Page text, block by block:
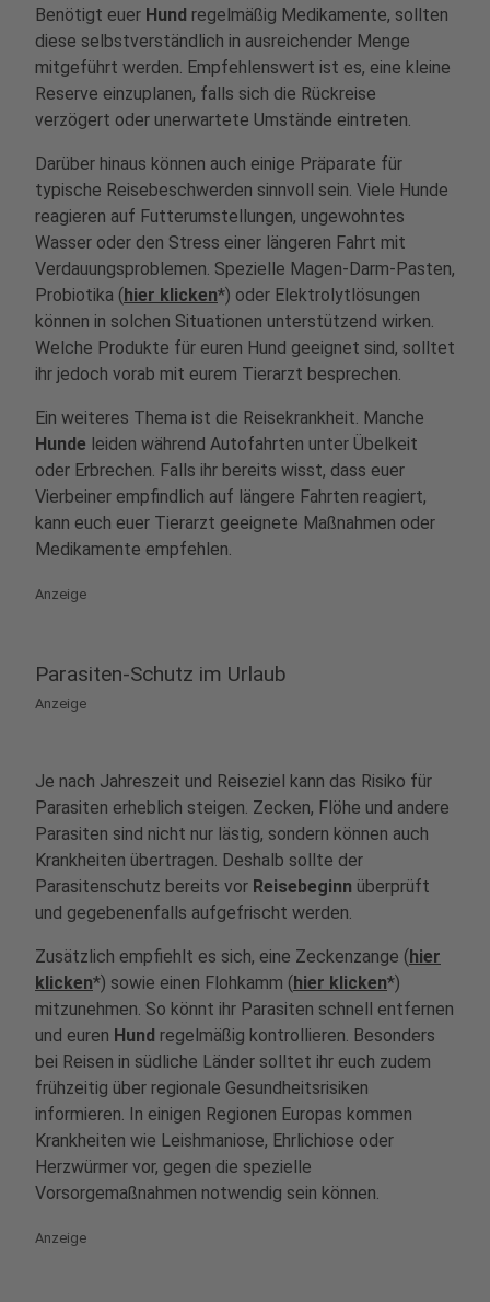
Benötigt euer Hund regelmäßig Medikamente, sollten
diese selbstverständlich in ausreichender Menge
mitgeführt werden. Empfehlenswert ist es, eine kleine
Reserve einzuplanen, falls sich die Rückreise
verzögert oder unerwartete Umstände eintreten.
Darüber hinaus können auch einige Präparate für
typische Reisebeschwerden sinnvoll sein. Viele Hunde
reagieren auf Futterumstellungen, ungewohntes
Wasser oder den Stress einer längeren Fahrt mit
Verdauungsproblemen. Spezielle Magen-Darm-Pasten,
Probiotika (hier klicken*) oder Elektrolytlösungen
können in solchen Situationen unterstützend wirken.
Welche Produkte für euren Hund geeignet sind, solltet
ihr jedoch vorab mit eurem Tierarzt besprechen.
Ein weiteres Thema ist die Reisekrankheit. Manche
Hunde leiden während Autofahrten unter Übelkeit
oder Erbrechen. Falls ihr bereits wisst, dass euer
Vierbeiner empfindlich auf längere Fahrten reagiert,
kann euch euer Tierarzt geeignete Maßnahmen oder
Medikamente empfehlen.
Anzeige
Parasiten-Schutz im Urlaub
Anzeige
Je nach Jahreszeit und Reiseziel kann das Risiko für
Parasiten erheblich steigen. Zecken, Flöhe und andere
Parasiten sind nicht nur lästig, sondern können auch
Krankheiten übertragen. Deshalb sollte der
Parasitenschutz bereits vor Reisebeginn überprüft
und gegebenenfalls aufgefrischt werden.
Zusätzlich empfiehlt es sich, eine Zeckenzange (hier
klicken*) sowie einen Flohkamm (hier klicken*)
mitzunehmen. So könnt ihr Parasiten schnell entfernen
und euren Hund regelmäßig kontrollieren. Besonders
bei Reisen in südliche Länder solltet ihr euch zudem
frühzeitig über regionale Gesundheitsrisiken
informieren. In einigen Regionen Europas kommen
Krankheiten wie Leishmaniose, Ehrlichiose oder
Herzwürmer vor, gegen die spezielle
Vorsorgemaßnahmen notwendig sein können.
Anzeige